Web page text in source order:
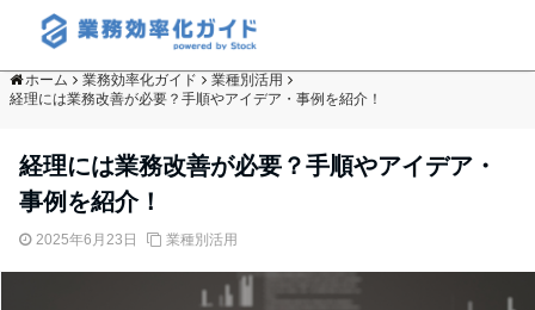
ホーム 業務効率化ガイド
業種別活用
経理には業務改善が必要？手順やアイデア・事例を紹介！
経理には業務改善が必要？手順やアイデア・
事例を紹介！
2025年6月23日 業種別活用